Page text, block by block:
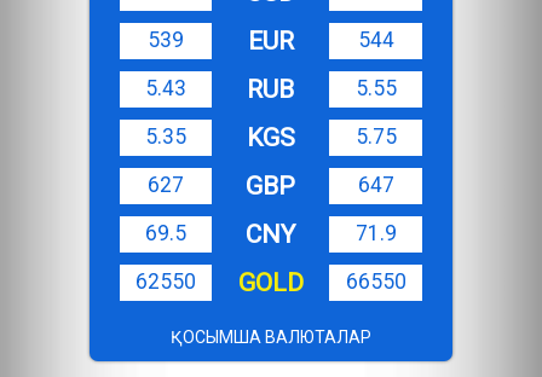
539
EUR
544
5.43
RUB
5.55
5.35
KGS
5.75
627
GBP
647
69.5
CNY
71.9
62550
GOLD 66550
ҚОСЫМША ВАЛЮТАЛАР